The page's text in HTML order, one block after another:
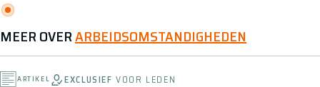
MEER OVERARBEIDSOMSTANDIGHEDEN
ARTIKEL EXCLUSIEFVOOR LEDEN